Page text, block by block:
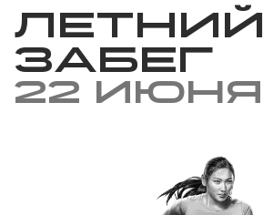
Летний
Забег
22 июня